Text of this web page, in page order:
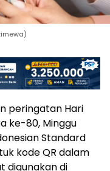
peringatan Hari
ke-80, Minggu
Standard
kode QR dalam
digunakan di